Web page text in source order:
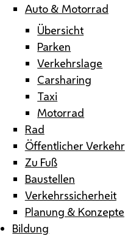
Auto & Motorrad
Übersicht
Parken
Verkehrslage
Carsharing
Taxi
Motorrad
Rad
Öffentlicher Verkehr
Zu Fuß
Baustellen
Verkehrssicherheit
Planung & Konzepte
Bildung